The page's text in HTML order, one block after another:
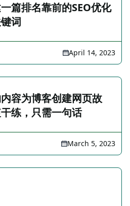
篇排名靠前的SEO优化
词
April 14, 2023
容为博客创建网页故
练，只需一句话
March 5, 2023